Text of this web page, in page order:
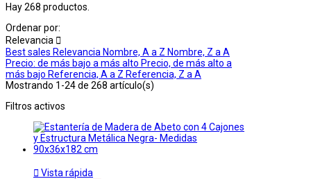
Hay 268 productos.
Ordenar por:
Relevancia 
Best sales Relevancia Nombre, A a Z Nombre, Z a A
Precio: de más bajo a más alto Precio, de más alto a
más bajo Referencia, A a Z Referencia, Z a A
Mostrando 1-24 de 268 artículo(s)
Filtros activos
 Vista rápida